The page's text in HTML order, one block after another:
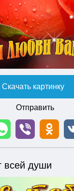
Скачать картинку
Отправить
всей души